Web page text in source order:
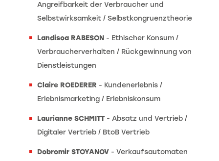
Angreifbarkeit der Verbraucher und
Selbstwirksamkeit / Selbstkongruenztheorie
Landisoa RABESON - Ethischer Konsum /
Verbraucherverhalten / Rückgewinnung von
Dienstleistungen
Claire ROEDERER - Kundenerlebnis /
Erlebnismarketing / Erlebniskonsum
Laurianne SCHMITT - Absatz und Vertrieb /
Digitaler Vertrieb / BtoB Vertrieb
Dobromir STOYANOV - Verkaufsautomaten